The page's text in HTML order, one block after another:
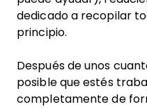
dedicado a recopilar
principio.
Después de unos
posible que estés
completamente de